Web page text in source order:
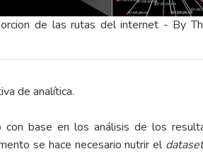
de las rutas del internet - By
de analítica.
base en los análisis de los
se hace necesario nutrir el